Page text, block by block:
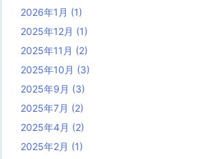
2026年1月 (1)
2025年12月 (1)
2025年11月 (2)
2025年10月 (3)
2025年9月 (3)
2025年7月 (2)
2025年4月 (2)
2025年2月 (1)